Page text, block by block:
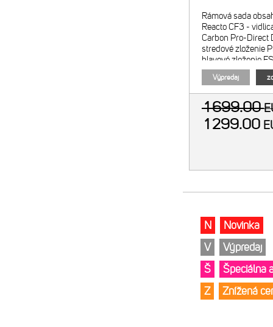
Rámová sada
Reacto CF3 -
Carbon Pro-Direct
stredové zloženie
hlavové zloženie
Neck Pro -
Race Flex Di2
Výpredaj
1 699.00
1 299.00
N
Novinka
V
Výpredaj
Š
Špeciálna
Z
Znížená